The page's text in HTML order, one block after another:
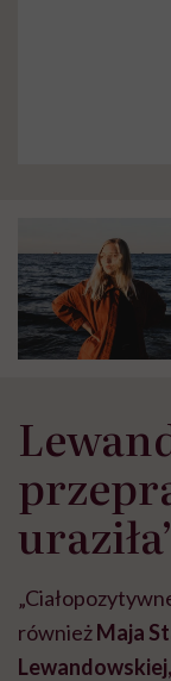
równieżMaja